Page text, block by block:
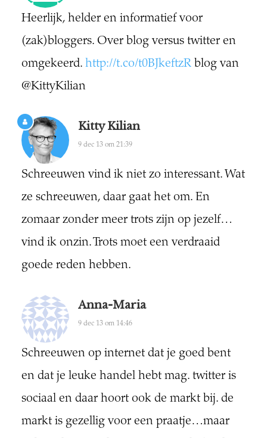
Heerlijk, helder en informatief voor
(zak)bloggers. Over blog versus twitter en
omgekeerd. http://t.co/t0BJkeftzRblog van
@KittyKilian
Kitty Kilian
9 dec 13 om 21:39
Schreeuwen vind ik niet zo interessant. Wat
ze schreeuwen, daar gaat het om. En
zomaar zonder meer trots zijn op jezelf…
vind ik onzin. Trots moet een verdraaid
goede reden hebben.
Anna-Maria
9 dec 13 om 14:46
Schreeuwen op internet dat je goed bent
en dat je leuke handel hebt mag. twitter is
sociaal en daar hoort ook de markt bij. de
markt is gezellig voor een praatje…maar